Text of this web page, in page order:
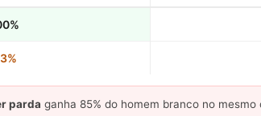
parda ganha 85% do homem branco no mesmo